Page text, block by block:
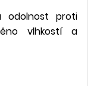
odolnost proti
vlhkostí a